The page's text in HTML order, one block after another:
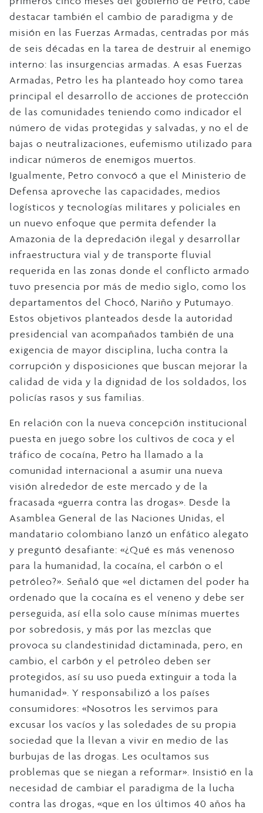
destacar también el cambio de paradigma y de
misión en las Fuerzas Armadas, centradas por más
de seis décadas en la tarea de destruir al enemigo
interno: las insurgencias armadas. A esas Fuerzas
Armadas, Petro les ha planteado hoy como tarea
principal el desarrollo de acciones de protección
de las comunidades teniendo como indicador el
número de vidas protegidas y salvadas, y no el de
bajas o neutralizaciones, eufemismo utilizado para
indicar números de enemigos muertos.
Igualmente, Petro convocó a que el Ministerio de
Defensa aproveche las capacidades, medios
logísticos y tecnologías militares y policiales en
un nuevo enfoque que permita defender la
Amazonia de la depredación ilegal y desarrollar
infraestructura vial y de transporte fluvial
requerida en las zonas donde el conflicto armado
tuvo presencia por más de medio siglo, como los
departamentos del Chocó, Nariño y Putumayo.
Estos objetivos planteados desde la autoridad
presidencial van acompañados también de una
exigencia de mayor disciplina, lucha contra la
corrupción y disposiciones que buscan mejorar la
calidad de vida y la dignidad de los soldados, los
policías rasos y sus familias.
En relación con la nueva concepción institucional
puesta en juego sobre los cultivos de coca y el
tráfico de cocaína, Petro ha llamado a la
comunidad internacional a asumir una nueva
visión alrededor de este mercado y de la
fracasada «guerra contra las drogas». Desde la
Asamblea General de las Naciones Unidas, el
mandatario colombiano lanzó un enfático alegato
y preguntó desafiante: «¿Qué es más venenoso
para la humanidad, la cocaína, el carbón o el
petróleo?». Señaló que «el dictamen del poder ha
ordenado que la cocaína es el veneno y debe ser
perseguida, así ella solo cause mínimas muertes
por sobredosis, y más por las mezclas que
provoca su clandestinidad dictaminada, pero, en
cambio, el carbón y el petróleo deben ser
protegidos, así su uso pueda extinguir a toda la
humanidad». Y responsabilizó a los países
consumidores: «Nosotros les servimos para
excusar los vacíos y las soledades de su propia
sociedad que la llevan a vivir en medio de las
burbujas de las drogas. Les ocultamos sus
problemas que se niegan a reformar». Insistió en la
necesidad de cambiar el paradigma de la lucha
contra las drogas, «que en los últimos 40 años ha